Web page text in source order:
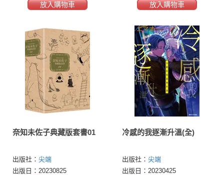
放入購物車 放入購物車
奈知未佐子典藏版套書01
出版社： 尖端
出版日：20230825
冷感的我逐漸升溫(全)
出版社： 尖端
出版日：20230425